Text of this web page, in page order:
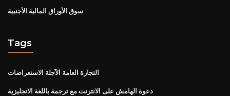
سوق الأوراق المالية الأجنبية
Tags
التجارة العامة الآجلة الاستعراضات
دعوة الهامش على الانترنت مع ترجمة باللغة الانجليزية